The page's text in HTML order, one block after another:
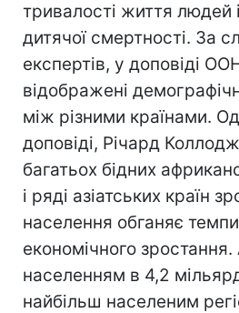
тривалості життя людей
дитячої смертності. За
експертів, у доповіді
відображені
між різними країнами.
доповіді, Річард
багатьох бідних
і ряді азіатських країн
населення обганяє темпи
економічного зростання.
населенням в 4,2
найбільш населеним